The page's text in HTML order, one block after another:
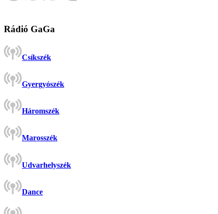
Rádió GaGa
Csíkszék
Gyergyószék
Háromszék
Marosszék
Udvarhelyszék
Dance